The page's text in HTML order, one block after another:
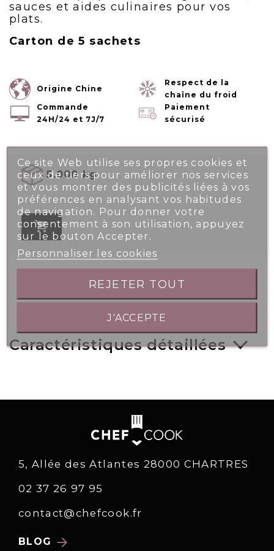
sauces et aides culinaires pour vos
plats.
Carton de 5 sachets
Origine Chine
Respect de la
chaîne du froid
Commande
24H/24 et 7J/7
Paiement
sécurisé
5.000 kg

Caractéristiques détaillées
5, Allée des Atlantes 28000 CHARTRES
02 37 26 97 95
contact@chefcook.fr
BLOG arrow_forward
Ce site Web utilise ses propres cookies et
ceux de tiers pour améliorer nos services
et vous montrer des publicités liées à vos
préférences en analysant vos habitudes
de navigation. Pour donner votre
consentement à son utilisation, appuyez
sur le bouton Accepter.
Personnaliser les cookies
REJETER TOUT
J'ACCEPTE